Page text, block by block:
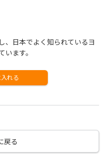
、日本でよく知られているヨ
ます。
れる
戻る